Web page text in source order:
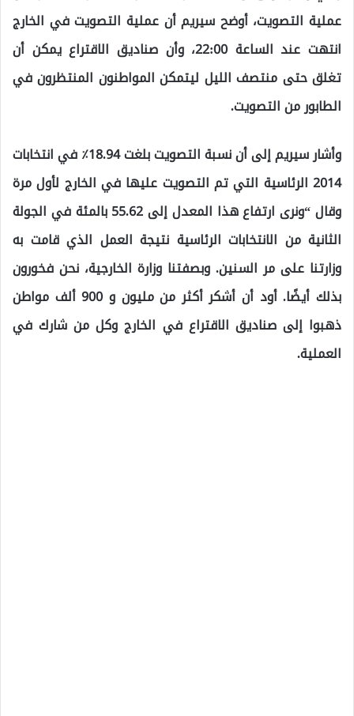
عملية التصويت، أوضح سيريم أن عملية التصويت في الخارج
انتهت عند الساعة 22:00، وأن صناديق الاقتراع يمكن أن
تغلق حتى منتصف الليل ليتمكن المواطنون المنتظرون في
الطابور من التصويت.
وأشار سيريم إلى أن نسبة التصويت بلغت 18.94٪ في انتخابات
2014 الرئاسية التي تم التصويت عليها في الخارج لأول مرة
وقال “ونرى ارتفاع هذا المعدل إلى 55.62 بالمئة في الجولة
الثانية من الانتخابات الرئاسية نتيجة العمل الذي قامت به
وزارتنا على مر السنين. وبصفتنا وزارة الخارجية، نحن فخورون
بذلك أيضًا. أود أن أشكر أكثر من مليون و 900 ألف مواطن
ذهبوا إلى صناديق الاقتراع في الخارج وكل من شارك في
العملية.